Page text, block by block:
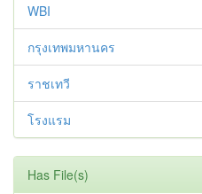
WBI
กรุงเทพมหานคร
ราชเทวี
โรงแรม
Has File(s)